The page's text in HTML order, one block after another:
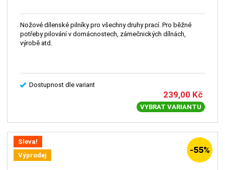
Nožové dílenské pilníky pro všechny druhy prací. Pro běžné
potřeby pilování v domácnostech, zámečnických dílnách,
výrobě atd.
Dostupnost dle variant
239,00 Kč
VYBRAT VARIANTU
Sleva!
Výprodej
-55%